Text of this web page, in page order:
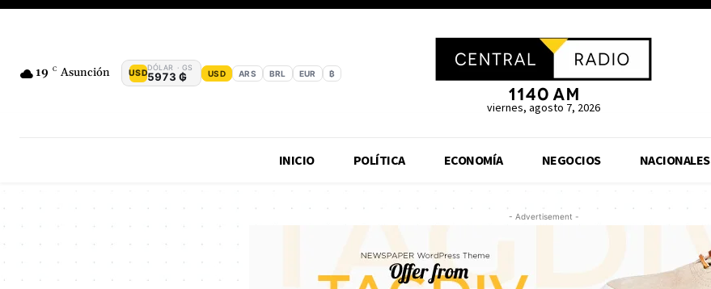
19 C Asunción USD
DÓLAR · GS
5973 ₲ USD ARS BRL EUR ₿
viernes, agosto 7, 2026
INICIO POLÍTICA ECONOMÍA NEGOCIOS NACIONALES
- Advertisement -